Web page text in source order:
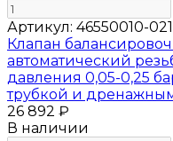
Артикул: 46550010-
Клапан
автоматический
давления 0,05-0,25
трубкой и
26 892 ₽
В наличии